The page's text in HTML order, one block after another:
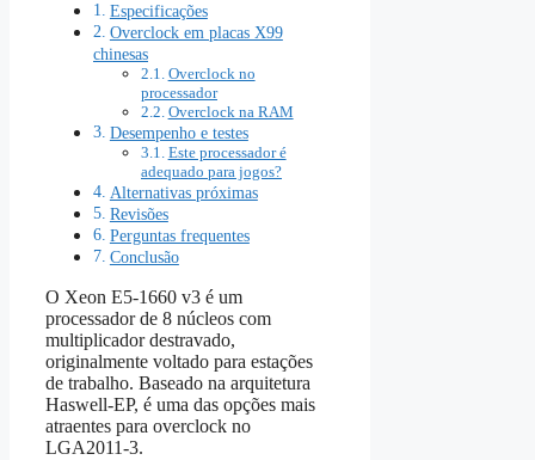
Especificações
Overclock em placas X99
chinesas
Overclock no
processador
Overclock na RAM
Desempenho e testes
Este processador é
adequado para jogos?
Alternativas próximas
Revisões
Perguntas frequentes
Conclusão
O Xeon E5-1660 v3 é um
processador de 8 núcleos com
multiplicador destravado,
originalmente voltado para estações
de trabalho. Baseado na arquitetura
Haswell‑EP, é uma das opções mais
atraentes para overclock no
LGA2011‑3.